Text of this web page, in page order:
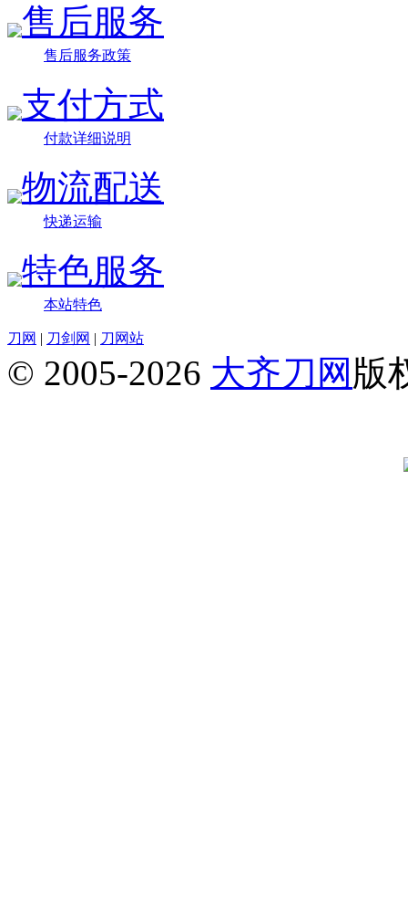
售后服务
售后服务政策
支付方式
付款详细说明
物流配送
快递运输
特色服务
本站特色
刀网 | 刀剑网 | 刀网站
© 2005-2026 大齐刀网 版